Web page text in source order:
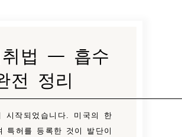
취법 — 흡수
전 정리
작되었습니다. 미국의 한
특허를 등록한 것이 발단이